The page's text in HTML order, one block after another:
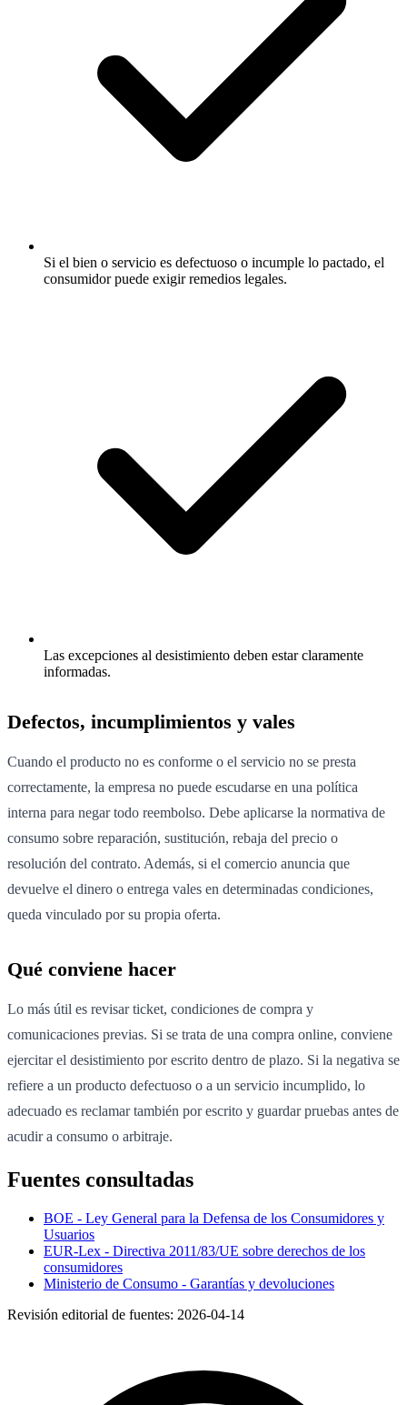
Si el bien o servicio es defectuoso o incumple lo pactado, el
consumidor puede exigir remedios legales.
Las excepciones al desistimiento deben estar claramente
informadas.
Defectos, incumplimientos y vales
Cuando el producto no es conforme o el servicio no se presta
correctamente, la empresa no puede escudarse en una política
interna para negar todo reembolso. Debe aplicarse la normativa de
consumo sobre reparación, sustitución, rebaja del precio o
resolución del contrato. Además, si el comercio anuncia que
devuelve el dinero o entrega vales en determinadas condiciones,
queda vinculado por su propia oferta.
Qué conviene hacer
Lo más útil es revisar ticket, condiciones de compra y
comunicaciones previas. Si se trata de una compra online, conviene
ejercitar el desistimiento por escrito dentro de plazo. Si la negativa se
refiere a un producto defectuoso o a un servicio incumplido, lo
adecuado es reclamar también por escrito y guardar pruebas antes de
acudir a consumo o arbitraje.
Fuentes consultadas
BOE - Ley General para la Defensa de los Consumidores y
Usuarios
EUR-Lex - Directiva 2011/83/UE sobre derechos de los
consumidores
Ministerio de Consumo - Garantías y devoluciones
Revisión editorial de fuentes: 2026-04-14